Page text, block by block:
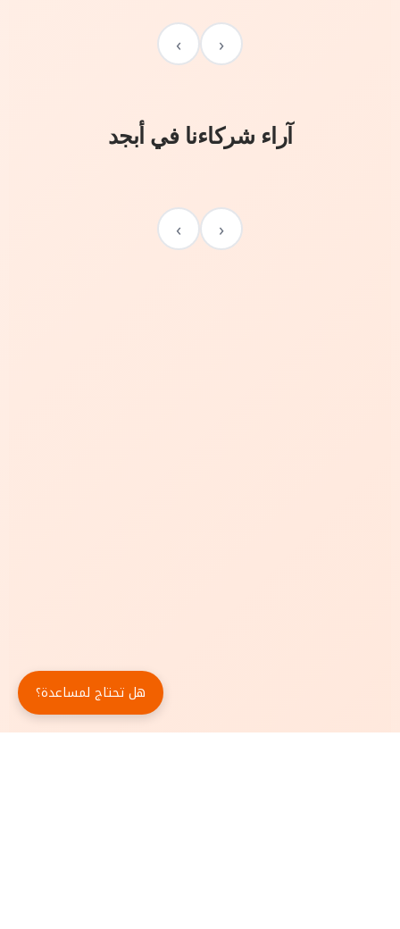
‹
›
آراء شركاءنا في أبجد
‹
›
هل تحتاج لمساعدة؟